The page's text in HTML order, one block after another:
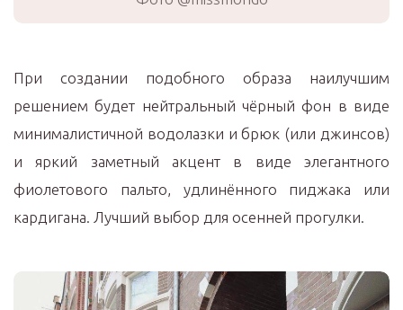
При создании подобного образа наилучшим
решением будет нейтральный чёрный фон в виде
минималистичной водолазки и брюк (или джинсов)
и яркий заметный акцент в виде элегантного
фиолетового пальто, удлинённого пиджака или
кардигана. Лучший выбор для осенней прогулки.